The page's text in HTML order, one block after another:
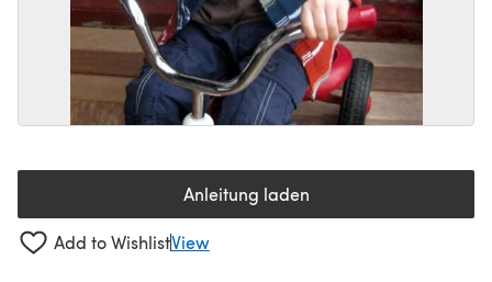
Anleitung laden(öffnet sich in einem neuen
Add to WishlistView